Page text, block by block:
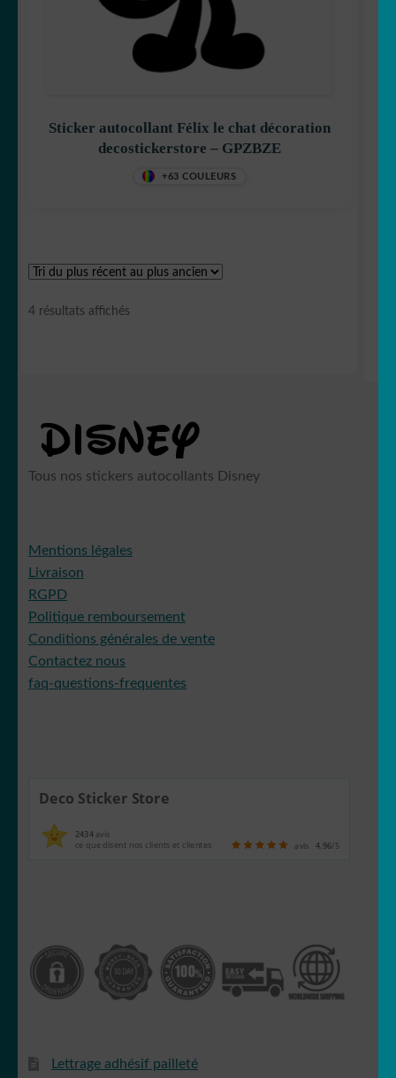
Goldorak
Les Minions
Mangas
Maya l’abeille
Mickey
Minnie
Sticker autocollant Félix le chat décoration
decostickerstore – GPZBZE
+63 COULEURS
4 résultats affichés
ancien
Tous nos stickers autocollants Disney
Mentions légales
Livraison
RGPD
Politique remboursement
Conditions générales de vente
Contactez nous
faq-questions-frequentes
Deco Sticker Store
2434avis
ce que disent nos clients et clientes
avis 4.96/5
Lettrage adhésif pailleté